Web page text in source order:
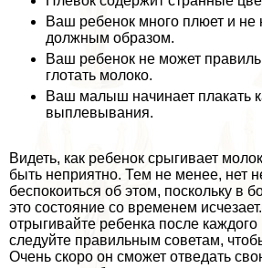
Ваш ребенок много плюет и не
должным образом.
Ваш ребенок не может
глотать молоко.
Ваш малыш начинает плакать
выплевывания.
Видеть, как ребенок срыгивает
быть неприятно. Тем не менее, нет
беспокоиться об этом, поскольку в
это состояние со временем
отрыгивайте ребенка после
следуйте правильным советам,
Очень скоро он сможет отведать